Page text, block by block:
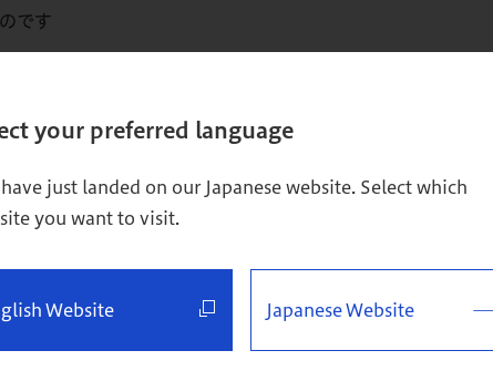
your preferred language
just landed on our Japanese website. Select which
you want to visit.
Website Japanese Website
です
なフィードバックが多かった事項は以下の通りでした。
るような、全社で縛ったテレワーク制度
ーク
受け取られるテレワーク制度
信をしていくのかは、長期テレワークにおいて従業員の心